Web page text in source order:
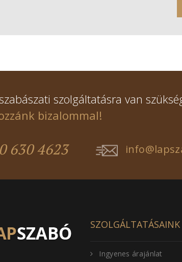
szolgáltatásra van
bizalommal!
630 4623
SZOLGÁLTATÁSAINK
Ingyenes árajánlat